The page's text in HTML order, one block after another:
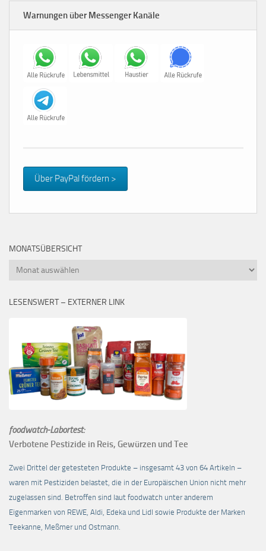
Warnungen über Messenger Kanäle
Über PayPal fördern >
MONATSÜBERSICHT
Monatsübersicht
LESENSWERT – EXTERNER LINK
foodwatch-Labortest:
Verbotene Pestizide in Reis, Gewürzen und Tee
Zwei Drittel der getesteten Produkte – insgesamt 43 von 64 Artikeln –
waren mit Pestiziden belastet, die in der Europäischen Union nicht mehr
zugelassen sind. Betroffen sind laut foodwatch unter anderem
Eigenmarken von REWE, Aldi, Edeka und Lidl sowie Produkte der Marken
Teekanne, Meßmer und Ostmann.